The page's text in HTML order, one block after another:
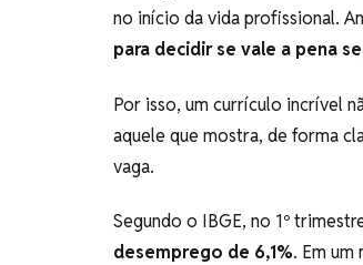
no início da vida profissional.
para decidir se vale a pena
Por isso, um currículo incrível
aquele que mostra, de forma
vaga.
Segundo o IBGE, no 1º
desemprego de 6,1%. Em